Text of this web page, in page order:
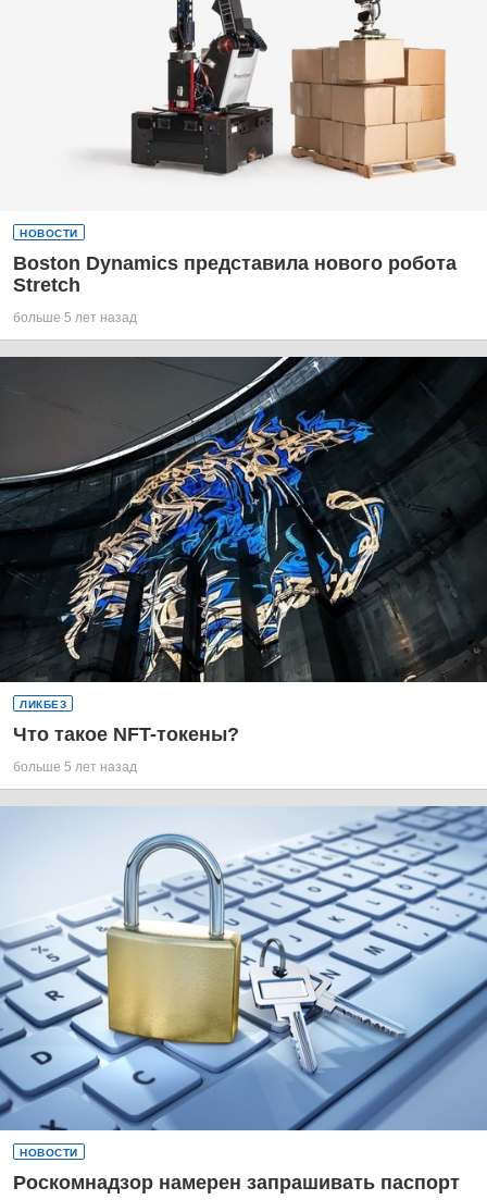
НОВОСТИ
Boston Dynamics представила нового робота
Stretch
больше 5 лет назад
ЛИКБЕЗ
Что такое NFT-токены?
больше 5 лет назад
НОВОСТИ
Роскомнадзор намерен запрашивать паспорт